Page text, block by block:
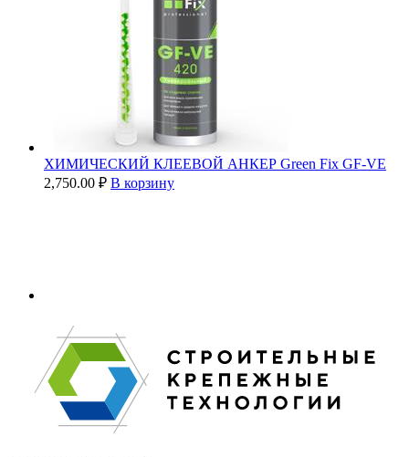
ХИМИЧЕСКИЙ КЛЕЕВОЙ АНКЕР Green Fix GF-VE
2,750.00 ₽ В корзину